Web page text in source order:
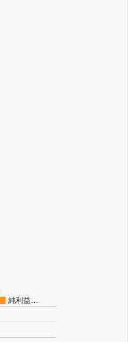
純利益…